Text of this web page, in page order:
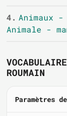
4. Animaux -
Animale -
ROUMAIN
Paramètres